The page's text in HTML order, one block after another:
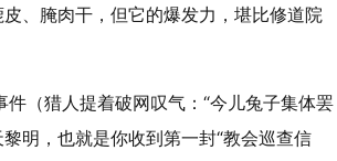
、腌肉干，但它的爆发力，堪比修道院
（猎人提着破网叹气：“今儿兔子集体罢
明，也就是你收到第一封“教会巡查信